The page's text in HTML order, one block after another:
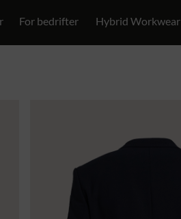
For bedrifter Hybrid Workwear